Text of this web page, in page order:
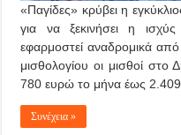
«Παγίδες» κρύβει η
για να ξεκινήσει η
εφαρμοστεί αναδρομικά
μισθολογίου οι μισθοί στο
780 ευρώ το μήνα έως
Συνέχεια »